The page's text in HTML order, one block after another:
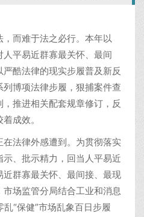
而难于法之必行。本年以
平易近群寡最关怀、最间
酷法律的现实步履普及新反
博项法律步履，狠捕案件查
推进相关配套规章修订，反
成效。
法律外感遭到。为贯彻落实
、批示精力，回当人平易近
群寡最关怀、最间接、最现
场监管分局结合工业和消息
“保健”市场乱象百日步履